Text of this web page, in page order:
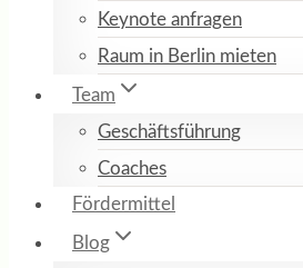
Keynote anfragen
Raum in Berlin mieten
Team
Geschäftsführung
Coaches
Fördermittel
Blog